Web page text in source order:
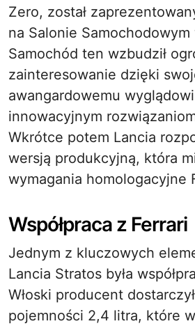
Zero, został
na Salonie Samochodowym
Samochód ten wzbudził
zainteresowanie dzięki
awangardowemu
innowacyjnym
Wkrótce potem Lancia
wersją produkcyjną, która
wymagania homologacyjne
Współpraca z Ferrari
Jednym z kluczowych
Lancia Stratos była
Włoski producent
pojemności 2,4 litra, które